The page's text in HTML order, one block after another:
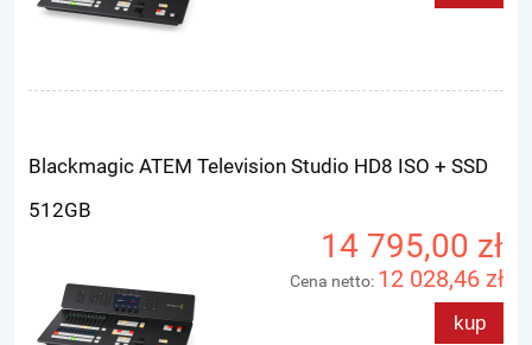
Blackmagic ATEM Television Studio HD8 ISO + SSD
512GB
14 795,00 zł
Cena netto: 12 028,46 zł
kup